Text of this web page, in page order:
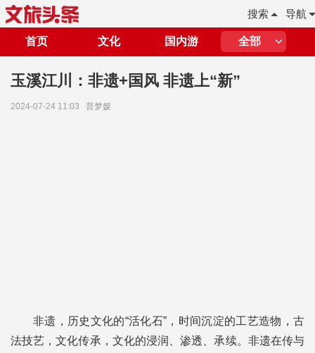
导航
搜索
首页 文化 国内游 全部
玉溪江川：非遗+国风 非遗上“新”
2024-07-24 11:03 普梦媛
非遗，历史文化的“活化石”，时间沉淀的工艺造物，古
法技艺，文化传承，文化的浸润、渗透、承续。非遗在传与